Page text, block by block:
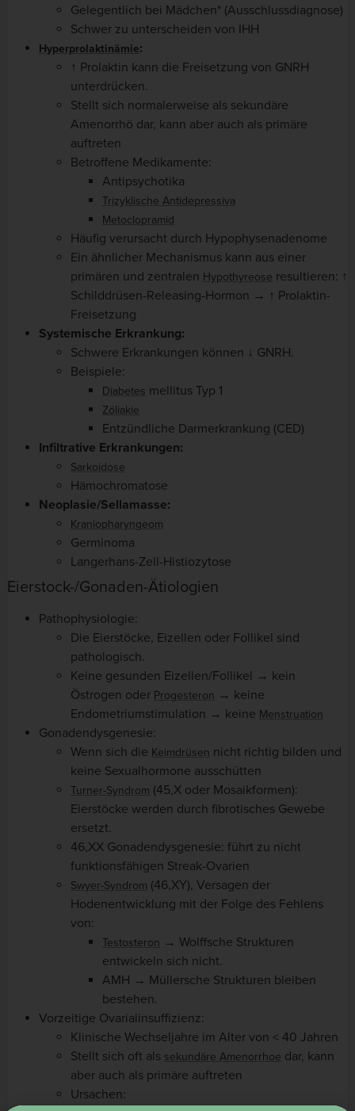
Gelegentlich bei Mädchen* (Ausschlussdiagnose)
Schwer zu unterscheiden von IHH
Hyperprolaktinämie:
↑ Prolaktin kann die Freisetzung von GNRH
unterdrücken.
Stellt sich normalerweise als sekundäre
Amenorrhö dar, kann aber auch als primäre
auftreten
Betroffene Medikamente:
Antipsychotika
Trizyklische Antidepressiva
Metoclopramid
Häufig verursacht durch Hypophysenadenome
Ein ähnlicher Mechanismus kann aus einer
primären und zentralen Hypothyreose resultieren: ↑
Schilddrüsen-Releasing-Hormon → ↑ Prolaktin-
Freisetzung
Systemische Erkrankung:
Schwere Erkrankungen können ↓ GNRH.
Beispiele:
Diabetes mellitus Typ 1
Zöliakie
Entzündliche Darmerkrankung (CED)
Infiltrative Erkrankungen:
Sarkoidose
Hämochromatose
Neoplasie/Sellamasse:
Kraniopharyngeom
Germinoma
Langerhans-Zell-Histiozytose
Eierstock-/Gonaden-Ätiologien
Pathophysiologie:
Die Eierstöcke, Eizellen oder Follikel sind
pathologisch.
Keine gesunden Eizellen/Follikel → kein
Östrogen oder Progesteron → keine
Endometriumstimulation → keine Menstruation
Gonadendysgenesie:
Wenn sich die Keimdrüsen nicht richtig bilden und
keine Sexualhormone ausschütten
Turner-Syndrom (45,X oder Mosaikformen):
Eierstöcke werden durch fibrotisches Gewebe
ersetzt.
46,XX Gonadendysgenesie: führt zu nicht
funktionsfähigen Streak-Ovarien
Swyer-Syndrom (46,XY), Versagen der
Hodenentwicklung mit der Folge des Fehlens
von:
Testosteron → Wolffsche Strukturen
entwickeln sich nicht.
AMH → Müllersche Strukturen bleiben
bestehen.
Vorzeitige Ovarialinsuffizienz:
Klinische Wechseljahre im Alter von < 40 Jahren
Stellt sich oft als sekundäre Amenorrhoe dar, kann
aber auch als primäre auftreten
Ursachen: